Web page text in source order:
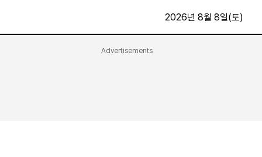
2026년 8월 8일(토)
Advertisements